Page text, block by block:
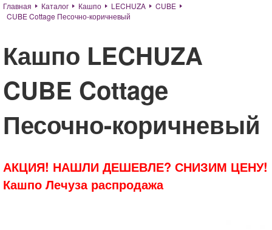
Главная Каталог Кашпо LECHUZA
CUBE
CUBE Cottage Песочно-коричневый
Кашпо LECHUZA
CUBE Cottage
Песочно-коричневый
АКЦИЯ! НАШЛИ ДЕШЕВЛЕ? СНИЗИМ ЦЕНУ!
Кашпо Лечуза распродажа